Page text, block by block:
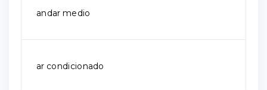
andar medio
ar condicionado